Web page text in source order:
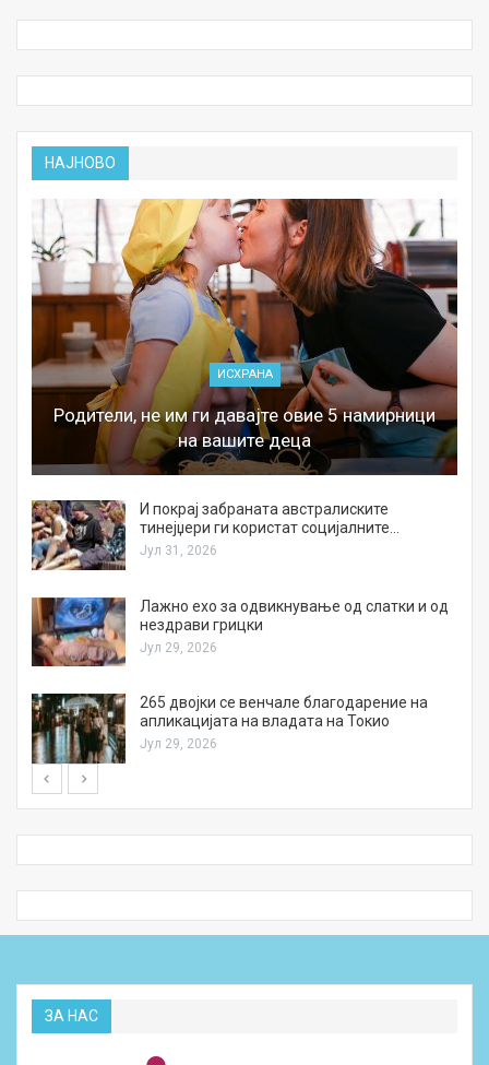
НАЈНОВО
ИСХРАНА
Родители, не им ги давајте овие 5 намирници
на вашите деца
И покрај забраната австралиските
тинејџери ги користат социјалните…
Јул 31, 2026
Лажно ехо за одвикнување од слатки и од
нездрави грицки
Јул 29, 2026
265 двојки се венчале благодарение на
апликацијата на владата на Токио
Јул 29, 2026
ЗА НАС